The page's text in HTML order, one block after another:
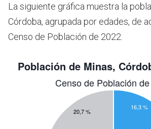
La siguiente gráfica muestra la
Córdoba, agrupada por edades, de
Censo de Población de 2022.